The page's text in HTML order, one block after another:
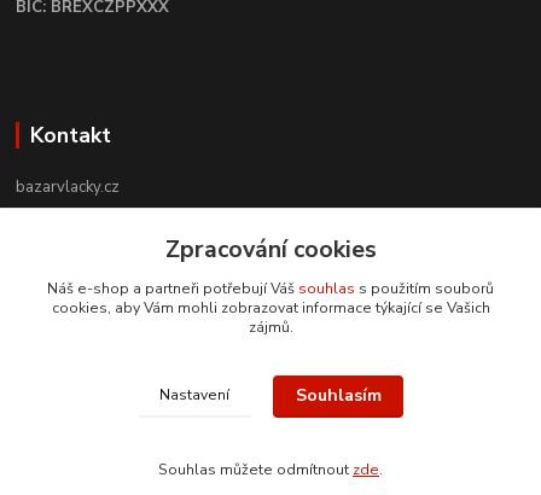
BIC: BREXCZPPXXX
Kontakt
bazarvlacky.cz
+420 774 141 314
info@bazarvlacky.cz
Zpracování cookies
Náš e-shop a partneři potřebují Váš souhlas s použitím souborů
cookies, aby Vám mohli zobrazovat informace týkající se Vašich
zájmů.
Nastavení Souhlasím
Souhlas můžete odmítnout zde.